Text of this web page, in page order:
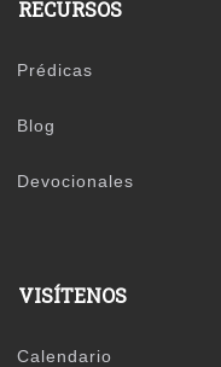
RECURSOS
Prédicas
Blog
Devocionales
VISÍTENOS
Calendario